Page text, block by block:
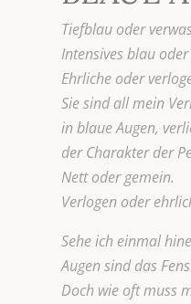
Tiefblau oder
Intensives blau
Ehrliche oder
Sie sind all mein
in blaue Augen,
der Charakter der
Nett oder gemein.
Verlogen oder
Sehe ich einmal
Augen sind das
Doch wie oft muss